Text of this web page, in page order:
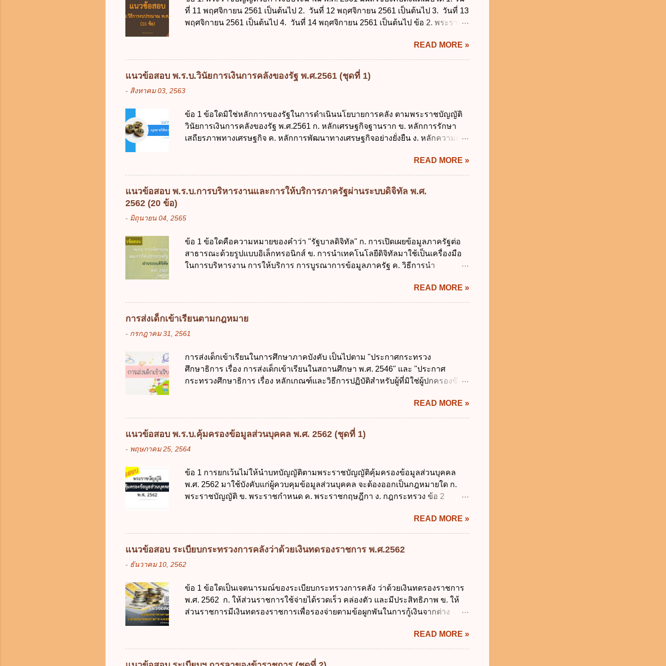
ที่ 11 พฤศจิกายน 2561 เป็นต้นไป 2. วันที่ 12 พฤศจิกายน 2561 เป็นต้นไป 3. วันที่ 13
พฤศจิกายน 2561 เป็นต้นไป 4. วันที่ 14 พฤศจิกายน 2561 เป็นต้นไป ข้อ 2. พระราช
วิธีการงบประมาณ พ.ศ. 2502 2. พระราชบัญญัติวิธีการงบประมาณ (ฉบับที่ 3) พ.ศ.
2511 3. พระราชบัญญัติวิธีการงบประมาณ (ฉบับที่ 6) พ.ศ. 2544 4. ประกาศของ
คณะปฏิวัติ ฉบับที่ 203 ลงวันที่ 31 สิงหาคม 2515 ข้อ 3. ข้อใดไม่ถูกต้อง 1. นายก
รัฐมนตรีมีอำนาจออกกฎเพื่อปฏิบัติการตามพระราชบัญญัติวิธีการงบประมาณ พ.ศ.
การงบประมาณ พ.ศ. 2561 4. รัฐมนตรีว่าการกระทรวงการคลังมีหน้าที่ควบคุมการ
ใช้จ่ายงบประมาณให้เป็นไปอย่างโปร่งใสและตรวจสอบได้ ข้อ 4. พระราชบัญญัติวิธี
การงบประมาณ พ.ศ. 2561 บัญญัติให้การบริหา...
READ MORE »
แนวข้อสอบ พ.ร.บ.วินัยการเงินการคลังของรัฐ พ.ศ.2561 (ชุดที่ 1)
- สิงหาคม 03, 2563
ข้อ 1 ข้อใดมิใช่หลักการของรัฐในการดำเนินนโยบายการคลัง ตามพระราชบัญญัติ
วินัยการเงินการคลังของรัฐ พ.ศ.2561 ก. หลักเศรษฐกิจฐานราก ข. หลักการรักษา
เสถียรภาพทางเศรษฐกิจ ค. หลักการพัฒนาทางเศรษฐกิจอย่างยั่งยืน ง. หลักความเป็น
เป็นกรอบในการบริหารหนี้สาธารณะเป็นไปตามข้อใด ก. ไม่เกินร้อยละ 5 ข. ไม่เกิน
ร้อยละ 10 ค. ไม่เกินร้อยละ 35 ง. ไม่เกินร้อยละ 60 ข้อ 3 กฎหมายว่าด้วยวินัยการเงิน
การคลังของรัฐกำหนดหลักการห้ามเสนอกฎหมายที่ให้จัดเก็บภาษีอากรหรือค่า
ธรรมเนียมเพิ่มขึ้นจากที่กำหนดไว้ในกฎหมายเพื่อการนำไปใช้จ่ายตามวัตถุประสงค์
ต้องการของชุมชน ข. เพื่อป็นรายได้ขององค์กรปกครองส่วนท้องถิ่น ค. มีเหตุจำเป็น
ของรัฐจะต้องนำแผนการคลังระยะปานกลางที่คณะรัฐมนตรีเห็นชอบแล้วไปใช้
ประกอบการพิจารณาในเรื่องต่อไปนี้ ยกเว้นข้อใด ก. การจัดเก็บหรือหารายได้ ข.
การจัดสรรงบประมาณรายจ่าย ค. การจัดทำงบประมาณ ง. การก่...
READ MORE »
แนวข้อสอบ พ.ร.บ.การบริหารงานและการให้บริการภาครัฐผ่านระบบดิจิทัล พ.ศ.
2562 (20 ข้อ)
- มิถุนายน 04, 2565
ข้อ 1 ข้อใดคือความหมายของคำว่า "รัฐบาลดิจิทัล" ก. การเปิดเผยข้อมูลภาครัฐต่อ
สาธารณะด้วยรูปแบบอิเล็กทรอนิกส์ ข. การนำเทคโนโลยีดิจิทัลมาใช้เป็นเครื่องมือ
ในการบริหารงาน การให้บริการ การบูรณาการข้อมูลภาครัฐ ค. วิธีการนำ
(องค์การมหาชน) ข้อ 2 การบริหารงานภาครัฐและการจัดทำบริการสาธารณะผ่าน
ระบบดิจิทัล ต้องมีวัตถุประสงค์ดังต่อไปนี้ ยกเว้น ข้อใด ก. ให้มีการใช้ระบบดิจิทัล
อย่างคุ้มค่าและเต็มศักยภาพ ข. พัฒนาโครงสร้างพื้นฐานด้านดิจิทัลที่จำเป็นให้เป็นไป
ตามมาตรฐานสากล ค. พัฒนาการเชื่อมโยงเครือข่ายดิจิทัล ง. เพิ่มประสิทธิภาคใน
การใช้จ่ายงบประมาณให้เกิดความคุ้มค่าและเป็นไปตามเป้าหมาย ข้อ 3 ข้อใดกล่าว
เป็นศูนย์แลกเปลี่ยนข้อมูลกลาง ค. กำหนดสิทธิ หน้าที่ และความรับผิดชอบในการ
บริหารจัดการข้อมูลของหน่วยงานของรัฐ ง. กำหนดกรอบและทิศทางการบริหารงาน
ภาครัฐและการจัดทำบริการสาธารณะในรูปแบบดิจิทัล ข้อ 4 กรรมการพัฒนารัฐบาล
READ MORE »
การส่งเด็กเข้าเรียนตามกฎหมาย
- กรกฎาคม 31, 2561
การส่งเด็กเข้าเรียนในการศึกษาภาคบังคับ เป็นไปตาม "ประกาศกระทรวง
ศึกษาธิการ เรื่อง การส่งเด็กเข้าเรียนในสถานศึกษา พ.ศ. 2546" และ "ประกาศ
กระทรวงศึกษาธิการ เรื่อง หลักเกณฑ์และวิธีการปฏิบัติสำหรับผู้ที่มิใช่ผู้ปกครองซึ่งมี
การศึกษาภาคบังคับ พ.ศ. 2545 ซึ่งเป็นกฎหมายที่มีโทษทางอาญา โดยมีสาระสำคัญ
ดังนี้ 1. คำว่า "เด็ก" หมายถึง เด็กซึ่งมีอายุย่างเข้าปีที่ 7 จนถึงอายุย่างเข้าปีที่ 16 เว้น
แต่เด็กที่สอบได้ชั้นปีที่ 9 ของการศึกษาภาคบังคับแล้ว 2. ผู้ปกครอง คือ 2.1 บิดา
มารดา 2.2 บิดาหรือมารดา ซึ่งเป็นผู้ใช้อำนาจปกครอง 2.3 ผู้ปกครองตาม
ประมวลกฎหมายแพ่งและพาณิชย์ 2.4 บุคคลที่เด็กอยู่ด้วยเป็นประจำหรือที่เด็กอยู่
ของการเปิดเรียนภาคต้น (ภาคเรียนที่ 1) 4. กรณีผู้ปกครองยังไม่ได้ส่งเด็กเข้าเรียน
ภายใน 7 วัน นับแต่วันแรกของการเปิดเรียนภาคต้น ถ้าสถานศึกษายังมิไ...
READ MORE »
แนวข้อสอบ พ.ร.บ.คุ้มครองข้อมูลส่วนบุคคล พ.ศ. 2562 (ชุดที่ 1)
- พฤษภาคม 25, 2564
ข้อ 1 การยกเว้นไม่ให้นำบทบัญญัติตามพระราชบัญญัติคุ้มครองข้อมูลส่วนบุคคล
พ.ศ. 2562 มาใช้บังคับแก่ผู้ควบคุมข้อมูลส่วนบุคคล จะต้องออกเป็นกฎหมายใด ก.
พระราชบัญญัติ ข. พระราชกำหนด ค. พระราชกฤษฎีกา ง. กฎกระทรวง ข้อ 2
ในบังคับพระราชบัญญัติคุ้มครองข้อมูลส่วนบุคคล พ.ศ. 2562 ก. หน่วยงานของรัฐทุก
แห่ง ข. กิจการด้านการศึกษา ค. กิจการด้านความบันเทิงและนันทนาการ ง. ถูกทุกข้อ
ข้อ 3 โดยหลัก ทั่วไป พระราชบัญญัติคุ้มครองข้อมูลส่วนบุคคล พ.ศ. 2562 ใช้บังคับ
ง. 29 พฤษภาคม 2562 ข้อ 4 "บุคคลหรือนิติบุคคลซึ่งมีอำนาจหน้าที่ตัดสินใจเกี่ยวกับ
ควบคุมข้อมูลส่วนบุคคล ข. ผู้ประมวลผลข้อมูลส่วนบุคคล ค. พนักงานเจ้าหน้าที่ ง.
ไม่มีข้อใดถูกต้อง ข้อ 5 ผู้มีอำนาจแต่งตั้งพนักงานเจ้าหน้าที่ตามพระราชบัญญัติ
คุ้มครองข้อมูลส่วนบุคคล พ.ศ. 2562 ก. นายกรัฐมนตรี ข. รัฐมนตรีว่าการกระทรวง
READ MORE »
แนวข้อสอบ ระเบียบกระทรวงการคลังว่าด้วยเงินทดรองราชการ พ.ศ.2562
- ธันวาคม 10, 2562
ข้อ 1 ข้อใดเป็นเจตนารมณ์ของระเบียบกระทรวงการคลัง ว่าด้วยเงินทดรองราชการ
พ.ศ. 2562 ก. ให้ส่วนราชการใช้จ่ายได้รวดเร็ว คล่องตัว และมีประสิทธิภาพ ข. ให้
ส่วนราชการมีเงินทดรองราชการเพื่อรองจ่ายตามข้อผูกพันในการกู้เงินจากต่าง
ง. สนับสนุนการให้ความช่วยเหลือในกรณีจำเป็นเร่งด่วนที่ไม่สามารถรอการเบิกเงิน
จากงบประมาณได้ ข้อ 2 ระเบียบกระทรวงการคลัง ว่าด้วยเงินทดรองราชการ พ.ศ.
2562 ออกโดยอาศัยกฎหมายแม่บทใด ก. พระราชบัญญัติวิธีการงบประมาณ พ.ศ.
READ MORE »